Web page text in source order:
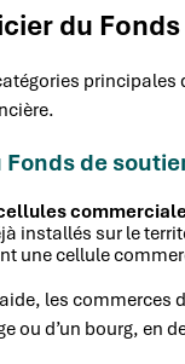
du
de
installés sur le
une cellule
les commerces
ou d’un bourg,